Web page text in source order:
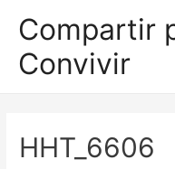
Compartir
Convivir
HHT_6606